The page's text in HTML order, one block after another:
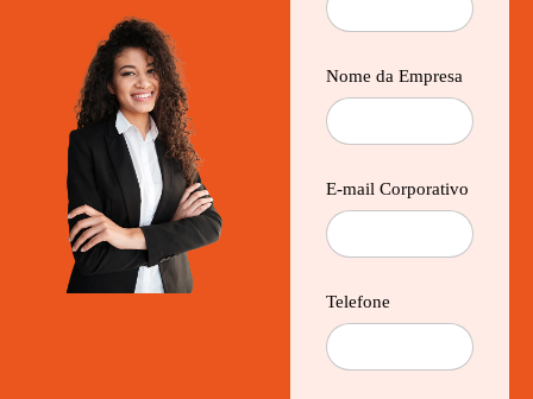
Nome da Empresa
E-mail Corporativo
Telefone